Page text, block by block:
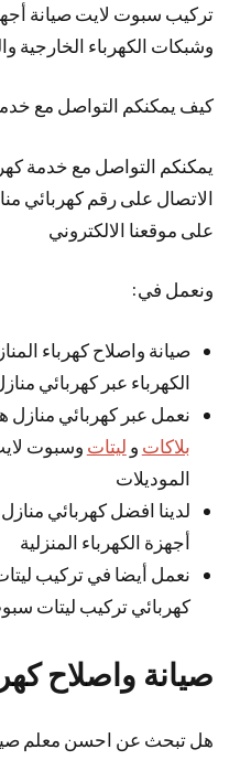
تركيب سبوت لايت صيانة
وشبكات الكهرباء الخارجية
كيف يمكنكم التواصل مع
يمكنكم التواصل مع خدمة
الاتصال على رقم كهربائي
على موقعنا الالكتروني
ونعمل في:
صيانة واصلاح كهرباء
الكهرباء عبر كهربائي
نعمل عبر كهربائي
بلاكات و ليتات وسبوت
الموديلات
لدينا افضل كهربائي
أجهزة الكهرباء المنزلية
نعمل أيضا في تركيب
كهربائي تركيب ليتات
صيانة واصلاح
هل تبحث عن احسن معلم